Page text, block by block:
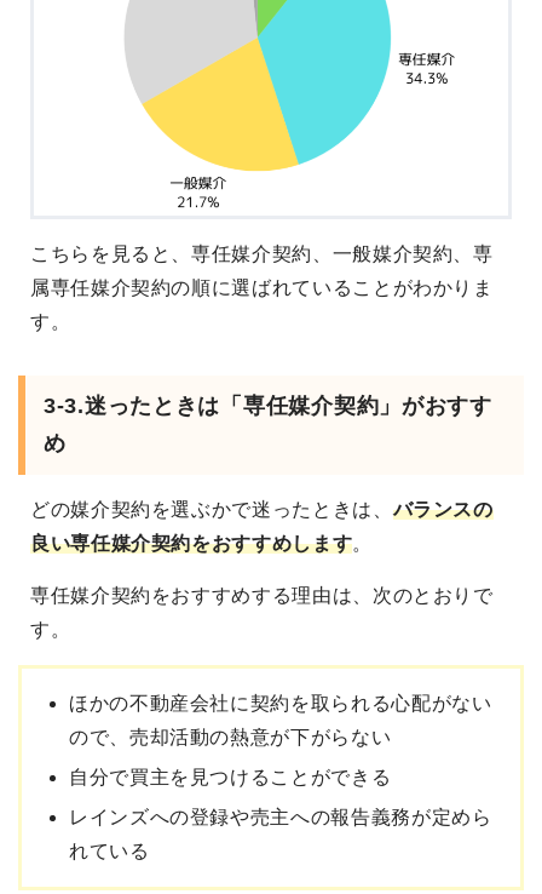
こちらを見ると、専任媒介契約、一般媒介契約、専
属専任媒介契約の順に選ばれていることがわかりま
す。
3-3.迷ったときは「専任媒介契約」がおすす
め
どの媒介契約を選ぶかで迷ったときは、バランスの
良い専任媒介契約をおすすめします。
専任媒介契約をおすすめする理由は、次のとおりで
す。
ほかの不動産会社に契約を取られる心配がない
ので、売却活動の熱意が下がらない
自分で買主を見つけることができる
レインズへの登録や売主への報告義務が定めら
れている